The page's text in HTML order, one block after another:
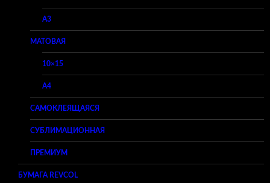
A3
МАТОВАЯ
10×15
A4
САМОКЛЕЯЩАЯСЯ
СУБЛИМАЦИОННАЯ
ПРЕМИУМ
БУМАГА REVCOL